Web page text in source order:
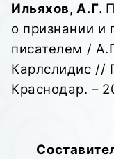
Ильяхов, А.Г.
о признании и
писателем /
Карлслидис //
Краснодар. –